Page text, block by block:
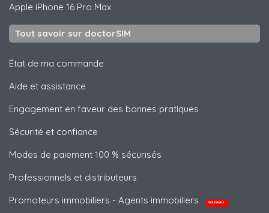
Apple iPhone 16 Pro Max
Tout savoir sur doctorSIM
État de ma commande
Aide et assistance
Engagement en faveur des bonnes pratiques
Sécurité et confiance
Modes de paiement 100 % sécurisés
Professionnels et distributeurs
Promoteurs immobiliers - Agents immobiliers
NOUVEAU